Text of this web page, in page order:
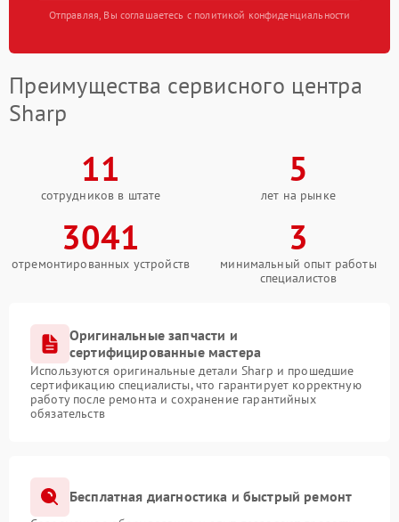
Отправляя, Вы соглашаетесь с политикой конфиденциальности
Преимущества сервисного центра
Sharp
11
сотрудников в штате
5
лет на рынке
3041
отремонтированных устройств
3
минимальный опыт работы
специалистов
Оригинальные запчасти и
сертифицированные мастера
Используются оригинальные детали Sharp и прошедшие
сертификацию специалисты, что гарантирует корректную
работу после ремонта и сохранение гарантийных
обязательств
Бесплатная диагностика и быстрый ремонт